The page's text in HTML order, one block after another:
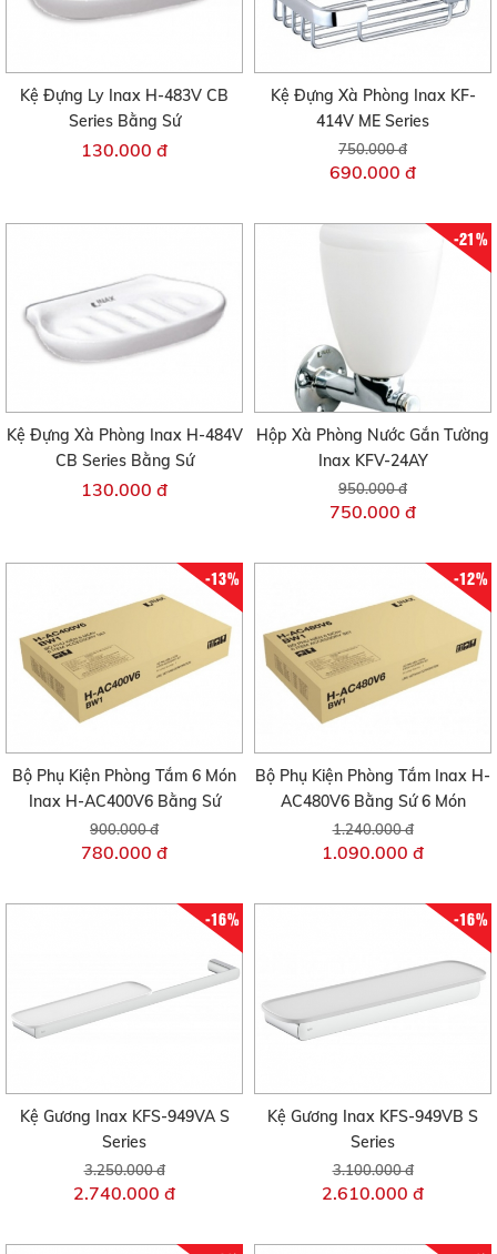
Kệ Đựng Ly Inax H-483V CB
Series Bằng Sứ
130.000 đ
Kệ Đựng Xà Phòng Inax KF-
414V ME Series
750.000 đ
690.000 đ
Kệ Đựng Xà Phòng Inax H-484V
CB Series Bằng Sứ
130.000 đ
-21%
Hộp Xà Phòng Nước Gắn Tường
Inax KFV-24AY
950.000 đ
750.000 đ
-13%
Bộ Phụ Kiện Phòng Tắm 6 Món
Inax H-AC400V6 Bằng Sứ
900.000 đ
780.000 đ
-12%
Bộ Phụ Kiện Phòng Tắm Inax H-
AC480V6 Bằng Sứ 6 Món
1.240.000 đ
1.090.000 đ
-16%
Kệ Gương Inax KFS-949VA S
Series
3.250.000 đ
2.740.000 đ
-16%
Kệ Gương Inax KFS-949VB S
Series
3.100.000 đ
2.610.000 đ